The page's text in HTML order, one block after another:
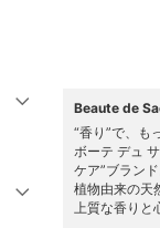
Beaute de
“香り”で、も
ボーテ デュ
ケア”ブランド
植物由来の天
上質な香りと